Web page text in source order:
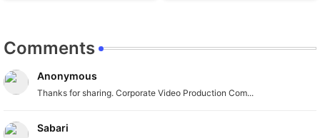
Comments
Anonymous
Thanks for sharing. Corporate Video Production Com...
Sabari